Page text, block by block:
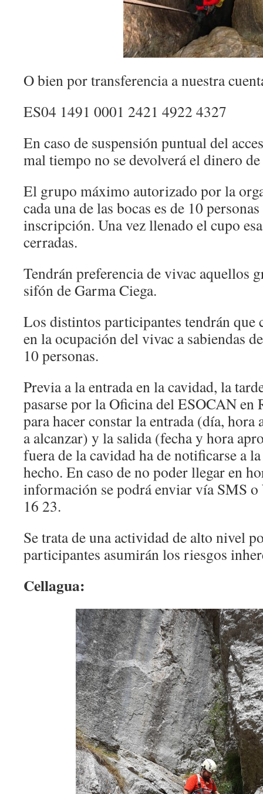
O bien por transferencia a nuestra
ES04 1491 0001 2421 4922 4327
En caso de suspensión puntual del
mal tiempo no se devolverá el dinero
El grupo máximo autorizado por la
cada una de las bocas es de 10
inscripción. Una vez llenado el cupo
cerradas.
Tendrán preferencia de vivac aquellos
sifón de Garma Ciega.
Los distintos participantes tendrán que
en la ocupación del vivac a sabiendas
10 personas.
Previa a la entrada en la cavidad, la
pasarse por la Oficina del ESOCAN en
para hacer constar la entrada (día,
a alcanzar) y la salida (fecha y hora
fuera de la cavidad ha de notificarse a
hecho. En caso de no poder llegar en
información se podrá enviar vía SMS
16 23.
Se trata de una actividad de alto nivel
participantes asumirán los riesgos
Cellagua: